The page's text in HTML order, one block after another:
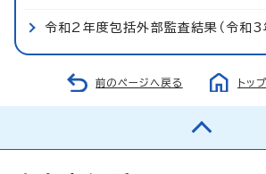
令和2年度包括外部監査結果（令和3
前のページへ戻る トッ